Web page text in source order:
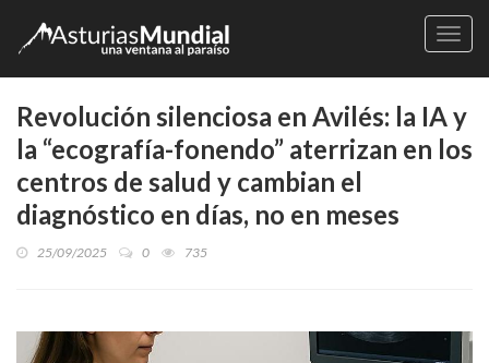
Revolución silenciosa en Avilés: la IA y
la “ecografía-fonendo” aterrizan en los
centros de salud y cambian el
diagnóstico en días, no en meses
25/09/2025 0 735